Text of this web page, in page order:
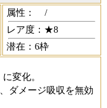
属性：
/
レア度：★8
潜在：6枠
に変化。
ダメージ吸収を無効